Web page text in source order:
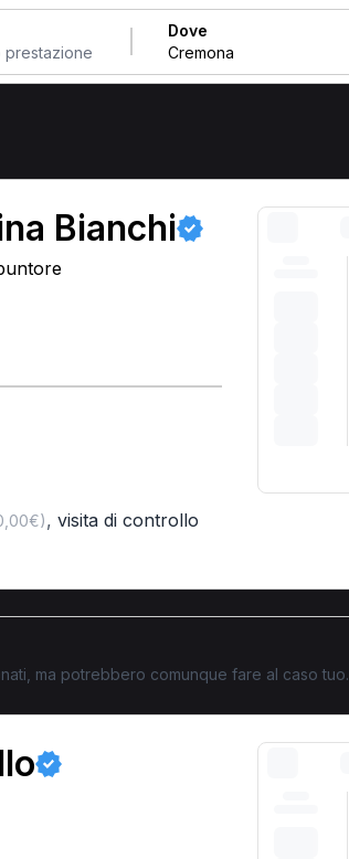
Dove
Bianchi
, visita di controllo
ma potrebbero comunque fare al caso tuo.